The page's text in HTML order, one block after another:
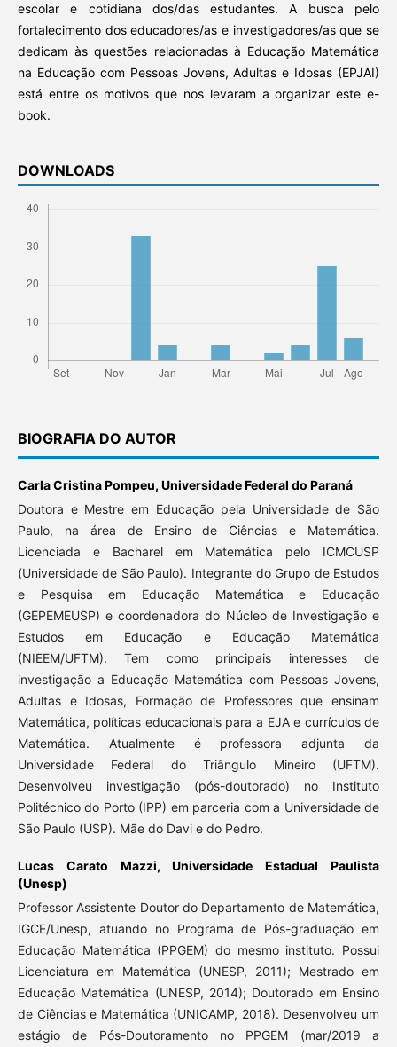
escolar e cotidiana dos/das estudantes. A busca pelo
fortalecimento dos educadores/as e investigadores/as que se
dedicam às questões relacionadas à Educação Matemática
na Educação com Pessoas Jovens, Adultas e Idosas (EPJAI)
está entre os motivos que nos levaram a organizar este e-
book.
DOWNLOADS
BIOGRAFIA DO AUTOR
Carla Cristina Pompeu, Universidade Federal do Paraná
Doutora e Mestre em Educação pela Universidade de São
Paulo, na área de Ensino de Ciências e Matemática.
Licenciada e Bacharel em Matemática pelo ICMCUSP
(Universidade de São Paulo). Integrante do Grupo de Estudos
e Pesquisa em Educação Matemática e Educação
(GEPEMEUSP) e coordenadora do Núcleo de Investigação e
Estudos em Educação e Educação Matemática
(NIEEM/UFTM). Tem como principais interesses de
investigação a Educação Matemática com Pessoas Jovens,
Adultas e Idosas, Formação de Professores que ensinam
Matemática, políticas educacionais para a EJA e currículos de
Matemática. Atualmente é professora adjunta da
Universidade Federal do Triângulo Mineiro (UFTM).
Desenvolveu investigação (pós-doutorado) no Instituto
Politécnico do Porto (IPP) em parceria com a Universidade de
São Paulo (USP). Mãe do Davi e do Pedro.
Lucas Carato Mazzi,Universidade Estadual Paulista
(Unesp)
Professor Assistente Doutor do Departamento de Matemática,
IGCE/Unesp, atuando no Programa de Pós-graduação em
Educação Matemática (PPGEM) do mesmo instituto. Possui
Licenciatura em Matemática (UNESP, 2011); Mestrado em
Educação Matemática (UNESP, 2014); Doutorado em Ensino
de Ciências e Matemática (UNICAMP, 2018). Desenvolveu um
estágio de Pós-Doutoramento no PPGEM (mar/2019 a